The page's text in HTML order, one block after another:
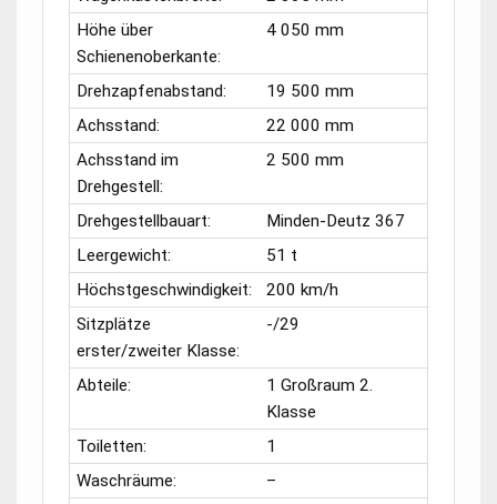
Höhe über
Schienenoberkante:
4 050 mm
Drehzapfenabstand:
19 500 mm
Achsstand:
22 000 mm
Achsstand im
Drehgestell:
2 500 mm
Drehgestellbauart:
Minden-Deutz 367
Leergewicht:
51 t
Höchstgeschwindigkeit:
200 km/h
Sitzplätze
erster/zweiter Klasse:
-/29
Abteile:
1 Großraum 2.
Klasse
Toiletten:
1
Waschräume:
–